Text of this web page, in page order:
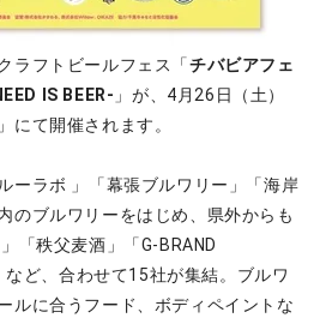
ラフトビールフェス「チバビアフェ
IS BEER- 」が、4月26日（土）
にて開催されます。
ーラボ 」「幕張ブルワリー」「海岸
のブルワリーをはじめ、県外からも
「秩父麦酒」「G-BRAND
ど、合わせて15社が集結。ブルワ
ルに合うフード、ボディペイントな